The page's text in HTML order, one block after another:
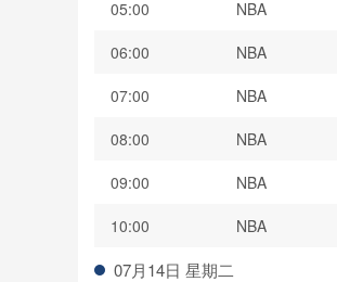
05:00
NBA
06:00
NBA
07:00
NBA
08:00
NBA
09:00
NBA
10:00
NBA
07月14日 星期二